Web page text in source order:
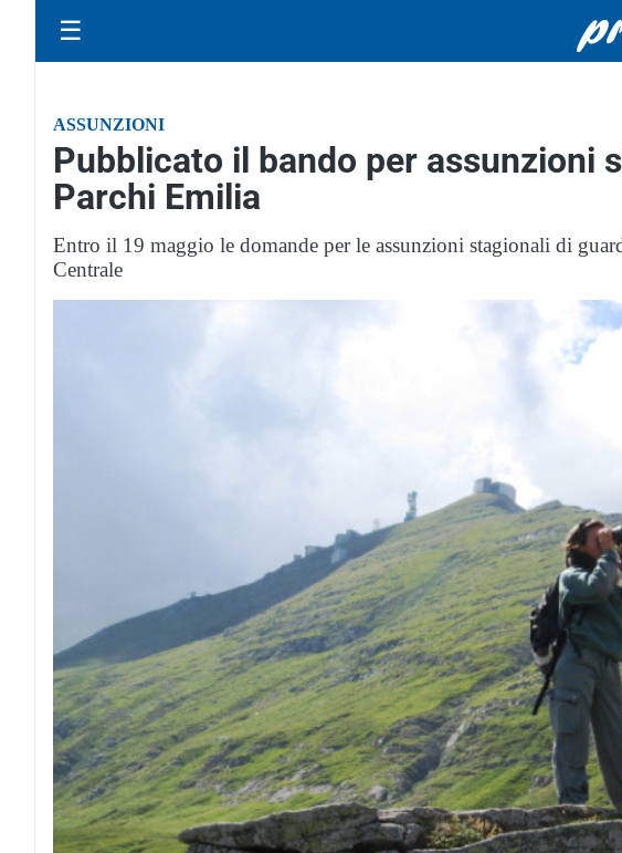
☰
ASSUNZIONI
Pubblicato il bando per assunzioni
Parchi Emilia
Entro il 19 maggio le domande per le assunzioni stagionali di
Centrale